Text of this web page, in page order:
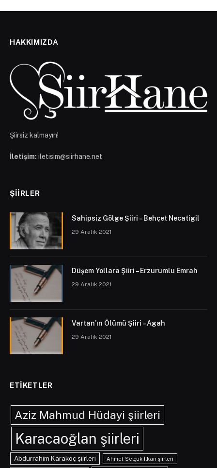
HAKKIMIZDA
Şiirsiz kalmayın!
İletişim: iletisim@siirhane.net
ŞIIRLER
Sahipsiz Gölge Şiiri – Behçet Necatigil
29 Aralık 2021
Düşem Yollara Şiiri – Erzurumlu Emrah
29 Aralık 2021
Vartan’ın Ölümü Şiiri – Agah
29 Aralık 2021
ETIKETLER
Aziz Mahmud Hüdayi şiirleri
Karacaoğlan şiirleri
Abdurrahim Karakoç şiirleri Ahmet Selçuk İlkan şiirleri